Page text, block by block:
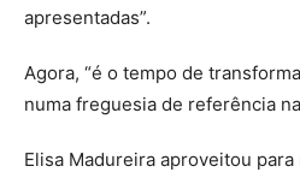
apresentadas”.
Agora, “é o tempo de
numa freguesia de referência
Elisa Madureira aproveitou